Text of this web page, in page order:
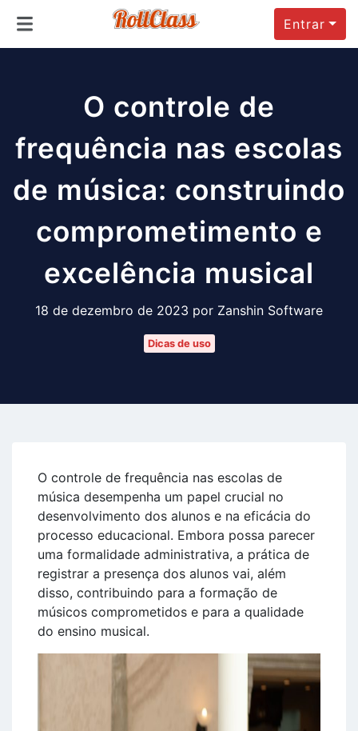
Entrar
O controle de
frequência nas escolas
de música: construindo
comprometimento e
excelência musical
18 de dezembro de 2023 por Zanshin Software
Dicas de uso
O controle de frequência nas escolas de
música desempenha um papel crucial no
desenvolvimento dos alunos e na eficácia do
processo educacional. Embora possa parecer
uma formalidade administrativa, a prática de
registrar a presença dos alunos vai, além
disso, contribuindo para a formação de
músicos comprometidos e para a qualidade
do ensino musical.